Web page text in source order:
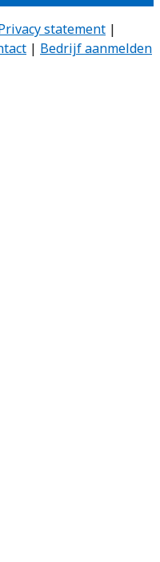
statement |
| Bedrijf aanmelden